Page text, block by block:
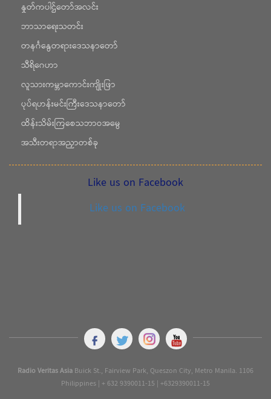
နှုတ်ကပါဌ်တော်အလင်း
ဘာသာရေးသတင်း
တနင်္ဂနွေတရားဒေသနာတော်
သီရိဂေဟာ
လူသားကမ္ဘာကောင်းကျိုးဖြာ
ပုပ်ရဟန်းမင်းကြီးဒေသနာတော်
ထိန်းသိမ်းကြစေသဘာဝအမွေ
အသီးတရာအညှာတစ်ခု
Like us on Facebook
Like us on Facebook
Radio Veritas AsiaBuick St., Fairview Park, Queszon City, Metro Manila. 1106
Philippines | + 632 9390011-15 | +6329390011-15